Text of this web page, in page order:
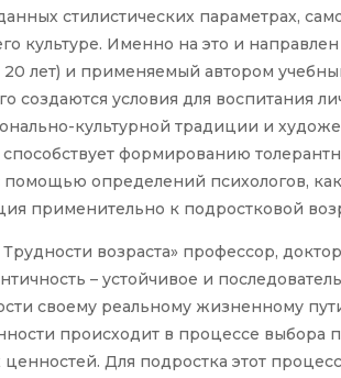
стилистических параметрах,
культуре. Именно на это и
20 лет) и применяемый автором
создаются условия для воспитания
культурной традиции и
формированию
определений психологов,
применительно к подростковой
возраста» профессор,
– устойчивое и
своему реальному жизненному
происходит в процессе выбора
Для подростка этот